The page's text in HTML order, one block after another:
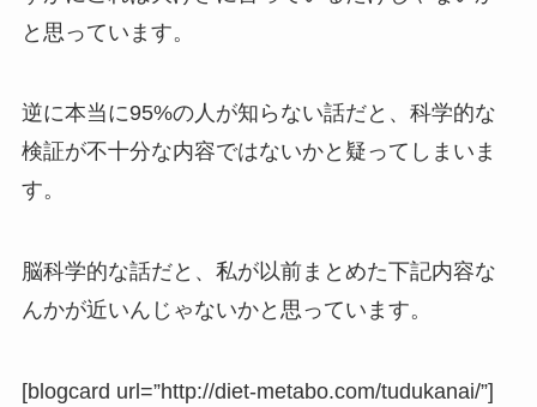
と思っています。
逆に本当に95%の人が知らない話だと、科学的な
検証が不十分な内容ではないかと疑ってしまいま
す。
脳科学的な話だと、私が以前まとめた下記内容な
んかが近いんじゃないかと思っています。
[blogcard url=”http://diet-metabo.com/tudukanai/”]